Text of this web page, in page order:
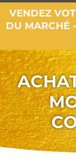
VENDEZ
DU MARCHÉ